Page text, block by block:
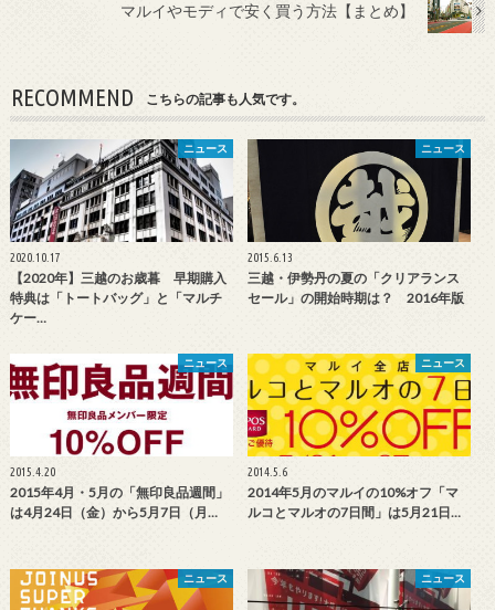
マルイやモディで安く買う方法【まとめ】
RECOMMEND こちらの記事も人気です。
ニュース
2020.10.17
【2020年】三越のお歳暮 早期購入
特典は「トートバッグ」と「マルチ
ケー…
ニュース
2015.6.13
三越・伊勢丹の夏の「クリアランス
セール」の開始時期は？ 2016年版
ニュース
2015.4.20
2015年4月・5月の「無印良品週間」
は4月24日（金）から5月7日（月…
ニュース
2014.5.6
2014年5月のマルイの10%オフ「マ
ルコとマルオの7日間」は5月21日…
ニュース ニュース